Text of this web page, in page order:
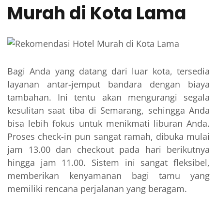
Murah di Kota Lama
Bagi Anda yang datang dari luar kota, tersedia
layanan antar-jemput bandara dengan biaya
tambahan. Ini tentu akan mengurangi segala
kesulitan saat tiba di Semarang, sehingga Anda
bisa lebih fokus untuk menikmati liburan Anda.
Proses check-in pun sangat ramah, dibuka mulai
jam 13.00 dan checkout pada hari berikutnya
hingga jam 11.00. Sistem ini sangat fleksibel,
memberikan kenyamanan bagi tamu yang
memiliki rencana perjalanan yang beragam.